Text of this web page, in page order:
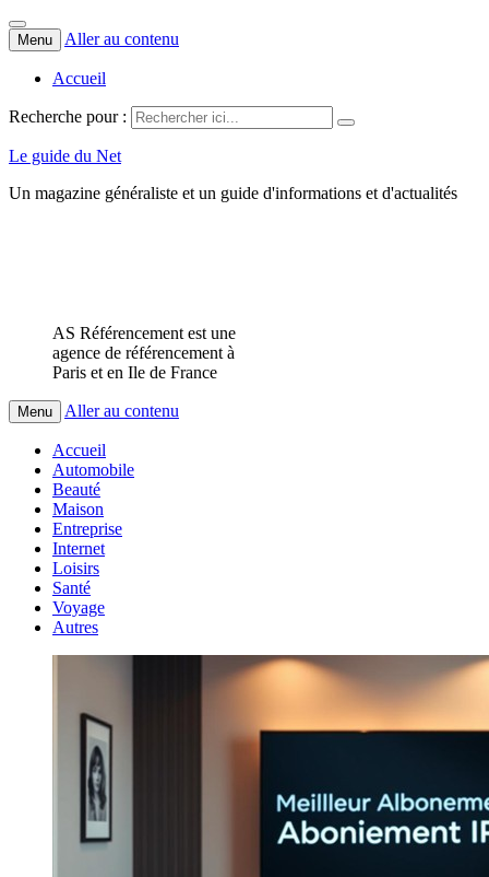
Menu Aller au contenu
Accueil
Recherche pour :
Le guide du Net
Un magazine généraliste et un guide d'informations et d'actualités
AS Référencement est une
agence de référencement à
Paris et en Ile de France
Menu Aller au contenu
Accueil
Automobile
Beauté
Maison
Entreprise
Internet
Loisirs
Santé
Voyage
Autres